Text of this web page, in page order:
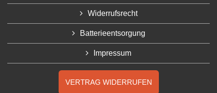
Widerrufsrecht
Batterieentsorgung
Impressum
VERTRAG WIDERRUFEN